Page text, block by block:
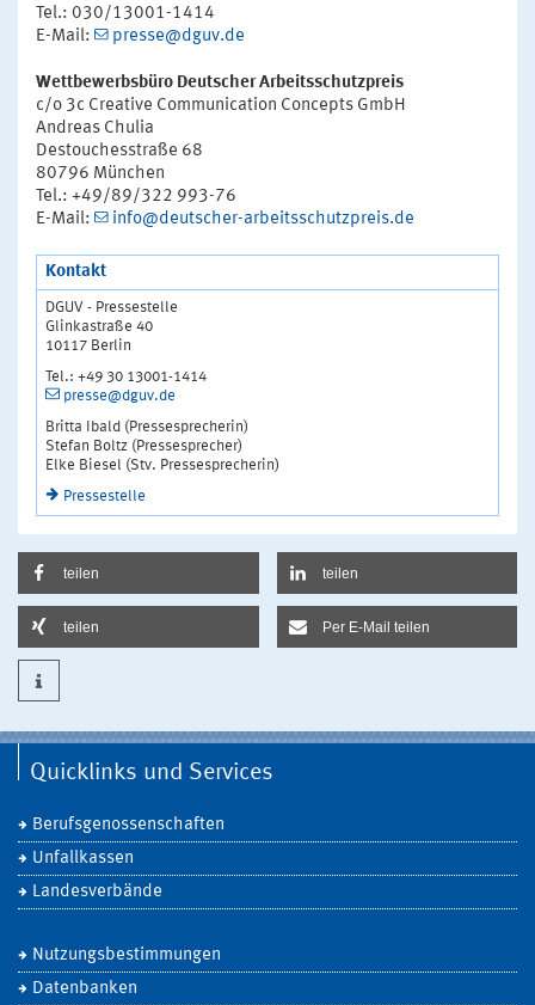
Tel.: 030/13001-1414
E-Mail:
presse@dguv.de
Wettbewerbsbüro Deutscher Arbeitsschutzpreis
c/o 3c Creative Communication Concepts GmbH
Andreas Chulia
Destouchesstraße 68
80796 München
Tel.: +49/89/322 993-76
E-Mail:
info@deutscher-arbeitsschutzpreis.de
Kontakt
DGUV - Pressestelle
Glinkastraße 40
10117 Berlin
Tel.: +49 30 13001-1414
presse@dguv.de
Britta Ibald (Pressesprecherin)
Stefan Boltz (Pressesprecher)
Elke Biesel (Stv. Pressesprecherin)
Pressestelle
teilen teilen
teilen Per E-Mail teilen
Quicklinks und Services
Berufsgenossenschaften
Unfallkassen
Landesverbände
Nutzungsbestimmungen
Datenbanken